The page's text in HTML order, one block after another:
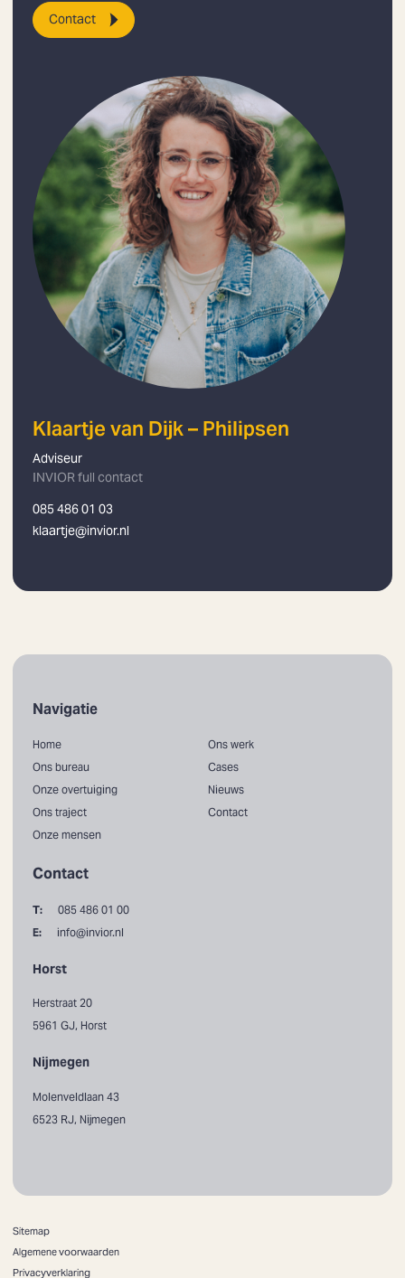
Contact
Klaartje van Dijk – Philipsen
Adviseur
INVIOR full contact
085 486 01 03
klaartje@invior.nl
Navigatie
Home
Ons bureau
Onze overtuiging
Ons traject
Onze mensen
Ons werk
Cases
Nieuws
Contact
Contact
T:
085 486 01 00
E:
info@invior.nl
Horst
Herstraat 20
5961 GJ, Horst
Nijmegen
Molenveldlaan 43
6523 RJ, Nijmegen
Sitemap
Algemene voorwaarden
Privacyverklaring